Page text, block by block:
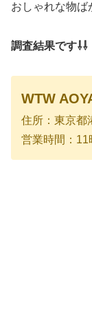
おしゃれな物ば
調査結果です⇩⇩
WTW
住所：東京都
営業時間：11